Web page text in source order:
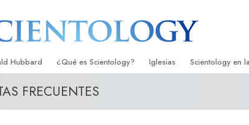
Hubbard ¿Qué es Scientology?
Creencias y Prácticas
Iglesias Scientology en
FRECUENTES